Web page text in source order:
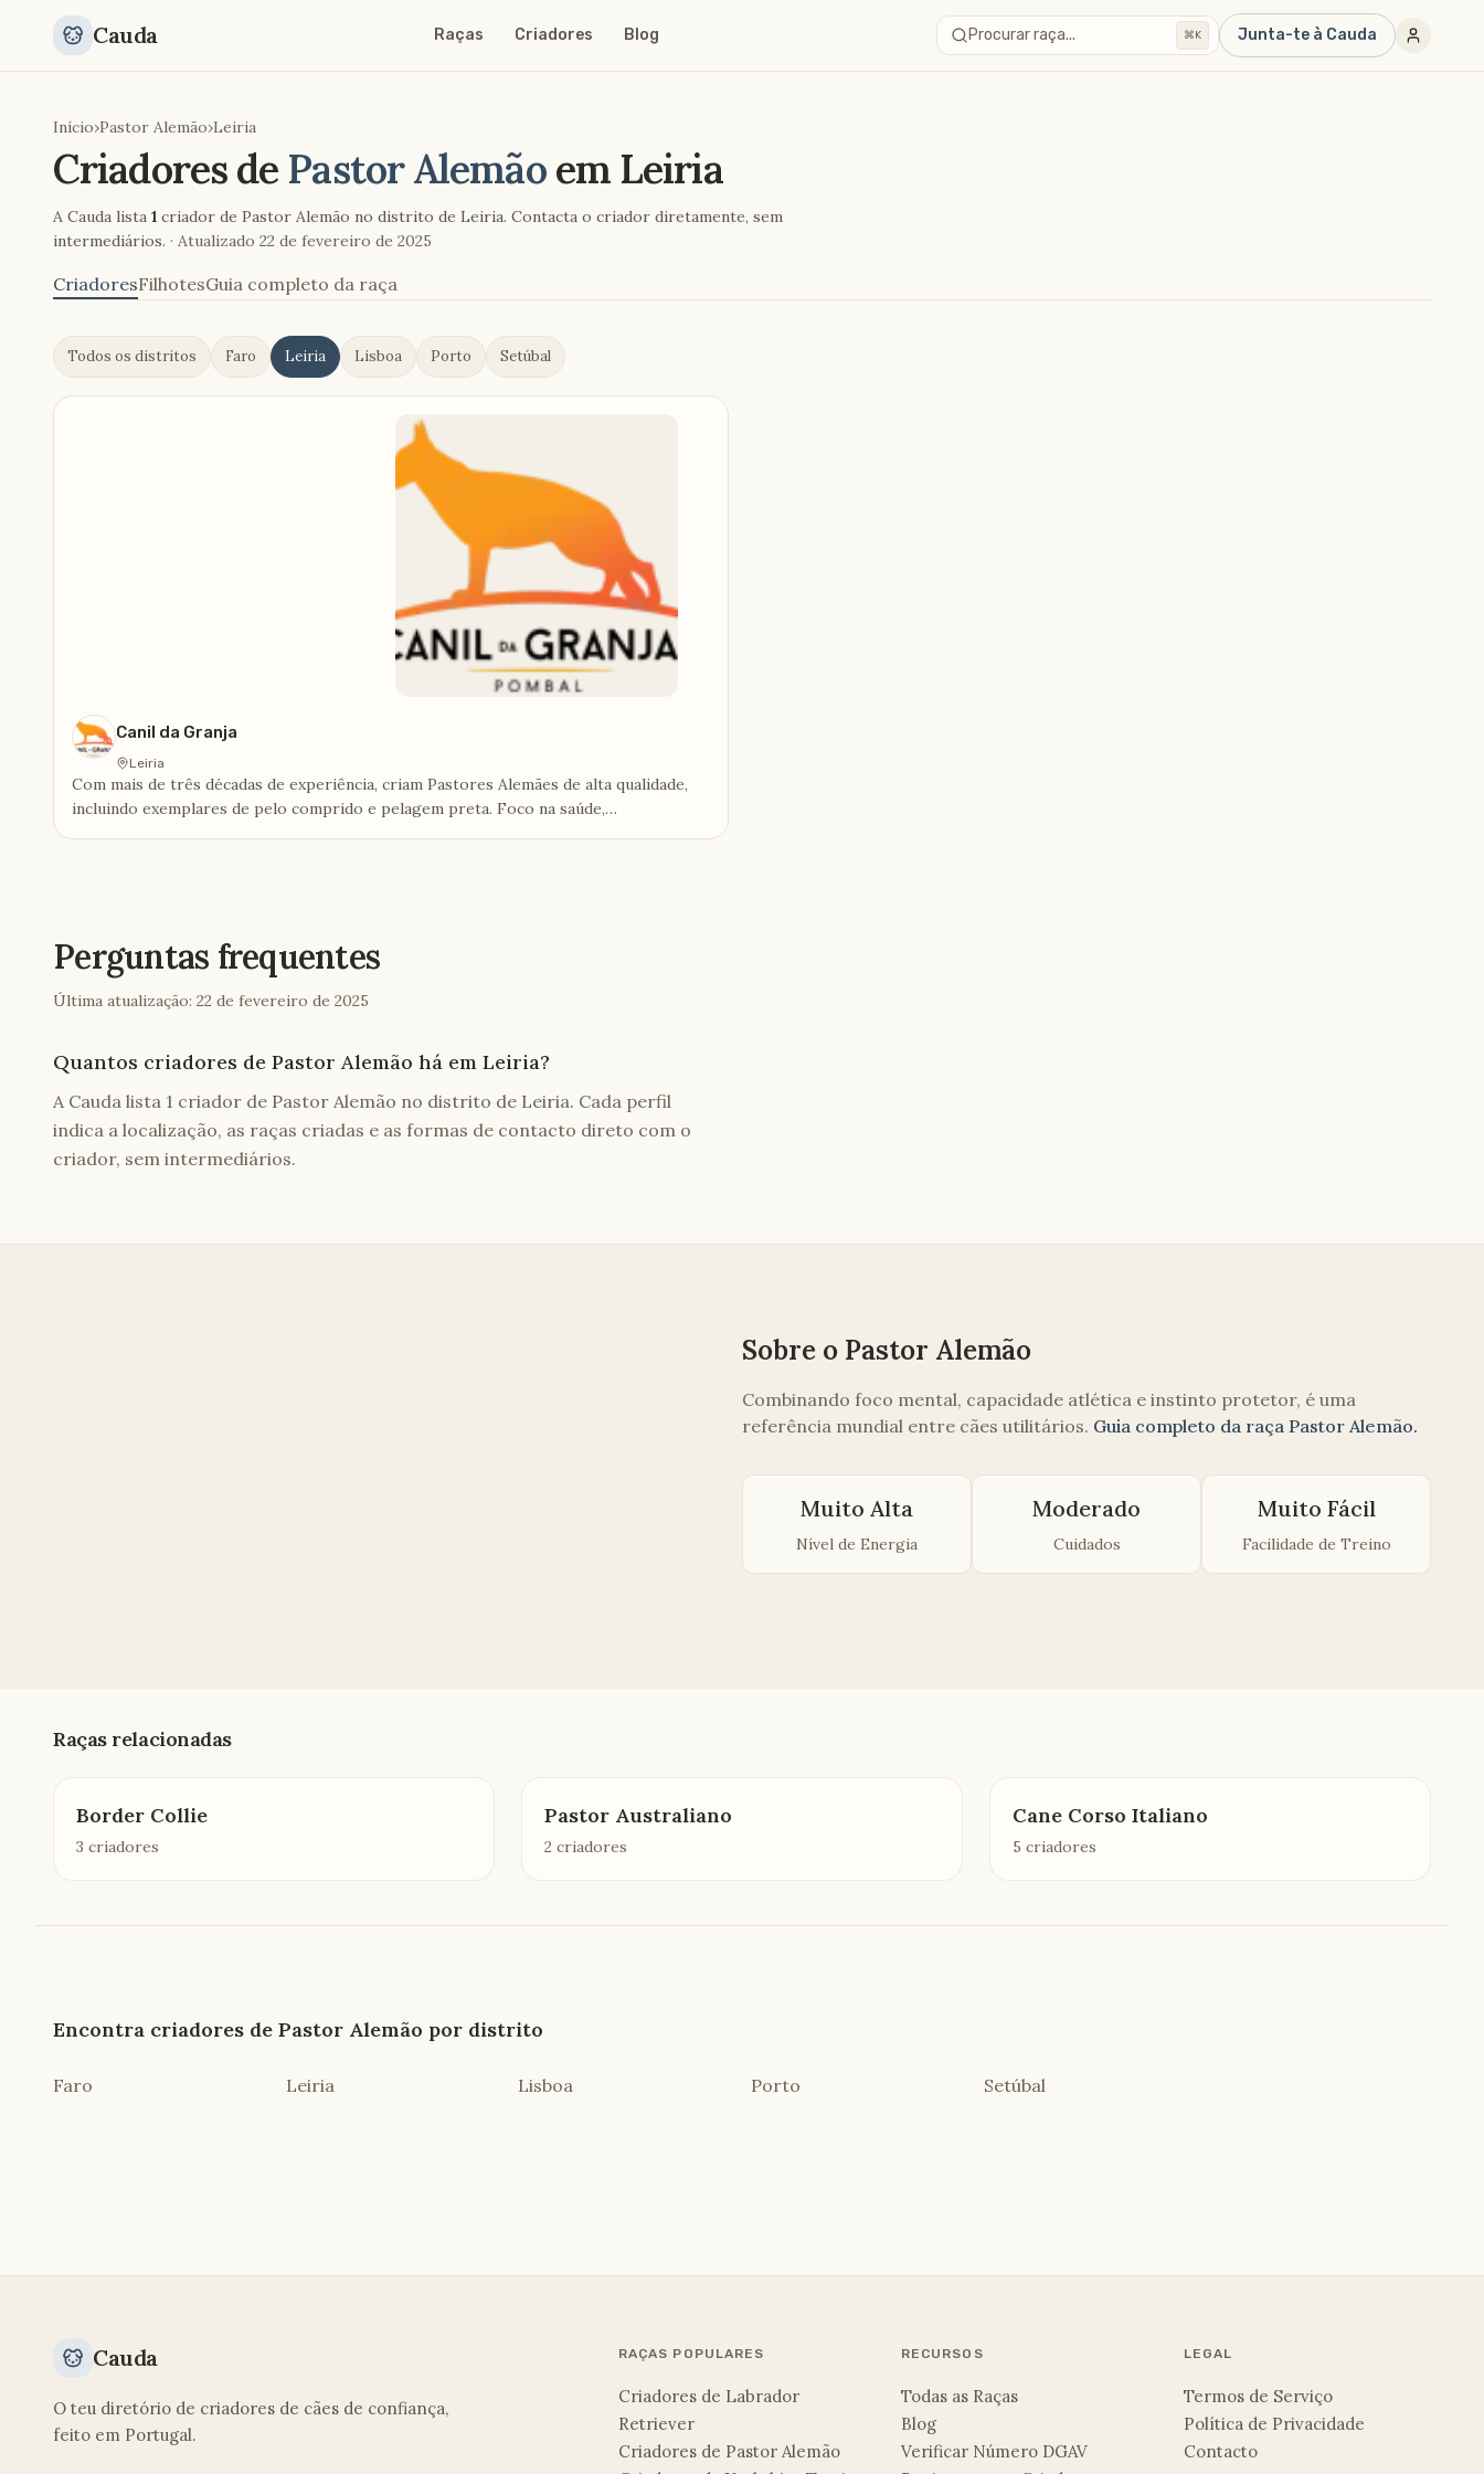
Cauda Raças Criadores Blog Procurar raça... ⌘K Junta-te à Cauda
Início›Pastor Alemão›Leiria
Criadores de Pastor Alemãoem Leiria
A Cauda lista 1 criador de Pastor Alemão no distrito de Leiria. Contacta o criador diretamente, sem
intermediários. · Atualizado 22 de fevereiro de 2025
CriadoresFilhotesGuia completo da raça
Todos os distritos Faro Leiria Lisboa Porto Setúbal
Canil da Granja
Leiria
Com mais de três décadas de experiência, criam Pastores Alemães de alta qualidade,
incluindo exemplares de pelo comprido e pelagem preta. Foco na saúde,
Perguntas frequentes
Última atualização: 22 de fevereiro de 2025
Quantos criadores de Pastor Alemão há em Leiria?
A Cauda lista 1 criador de Pastor Alemão no distrito de Leiria. Cada perfil
indica a localização, as raças criadas e as formas de contacto direto com o
criador, sem intermediários.
Sobre o Pastor Alemão
Combinando foco mental, capacidade atlética e instinto protetor, é uma
referência mundial entre cães utilitários. Guia completo da raça Pastor Alemão.
Muito Alta
Nível de Energia
Moderado
Cuidados
Muito Fácil
Facilidade de Treino
Raças relacionadas
Border Collie
3 criadores
Pastor Australiano
2 criadores
Cane Corso Italiano
5 criadores
Encontra criadores de Pastor Alemão por distrito
Faro Leiria Lisboa Porto Setúbal
Cauda
O teu diretório de criadores de cães de confiança,
feito em Portugal.
RAÇAS POPULARES
Criadores de Labrador
Retriever
Criadores de Pastor Alemão
RECURSOS
Todas as Raças
Blog
Verificar Número DGAV
LEGAL
Termos de Serviço
Política de Privacidade
Contacto